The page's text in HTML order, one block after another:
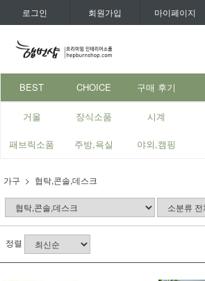
로그인 회원가입 마이페이지
BEST CHOICE 구매 후기
거울 장식소품 시계
패브릭소품 주방,욕실 야외,캠핑
가구 협탁,콘솔,데스크
정렬